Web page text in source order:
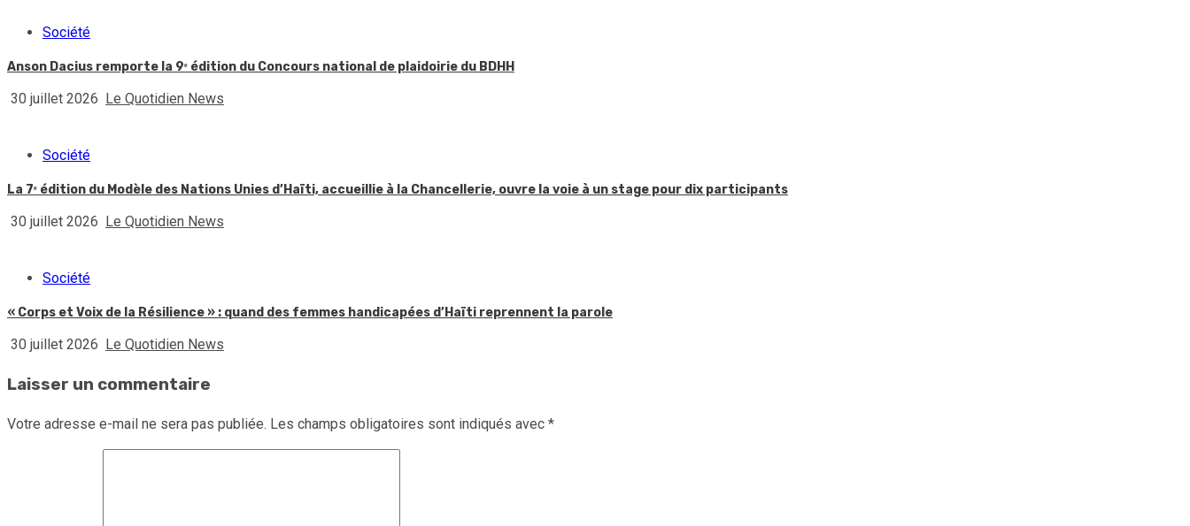
Société
Anson Dacius remporte la 9ᵉ édition du Concours national de plaidoirie du BDHH
30 juillet 2026 Le Quotidien News
Société
La 7ᵉ édition du Modèle des Nations Unies d’Haïti, accueillie à la Chancellerie, ouvre la voie à un stage pour dix participants
30 juillet 2026 Le Quotidien News
Société
« Corps et Voix de la Résilience » : quand des femmes handicapées d’Haïti reprennent la parole
30 juillet 2026 Le Quotidien News
Laisser un commentaire
Votre adresse e-mail ne sera pas publiée. Les champs obligatoires sont indiqués avec *